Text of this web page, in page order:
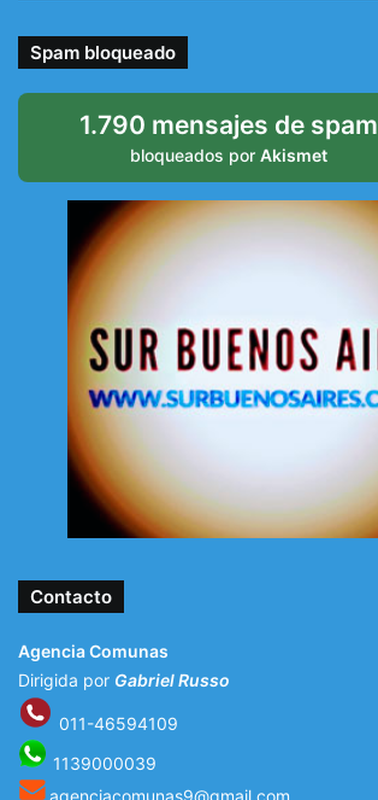
Spam bloqueado
1.790 mensajes de spam
bloqueados por Akismet
Contacto
Agencia Comunas
Dirigida por Gabriel Russo
011-46594109
1139000039